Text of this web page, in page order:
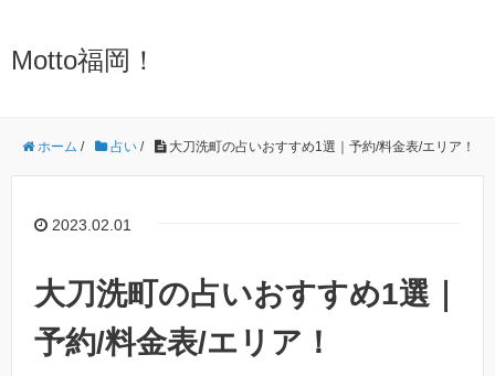
Motto福岡！
ホーム / 占い / 大刀洗町の占いおすすめ1選｜予約/料金表/エリア！
2023.02.01
大刀洗町の占いおすすめ1選｜
予約/料金表/エリア！